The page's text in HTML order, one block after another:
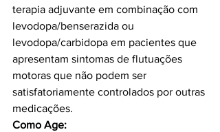
terapia adjuvante em combinação com
levodopa/benserazida ou
levodopa/carbidopa em pacientes que
apresentam sintomas de flutuações
motoras que não podem ser
satisfatoriamente controlados por outras
medicações.
Como Age: